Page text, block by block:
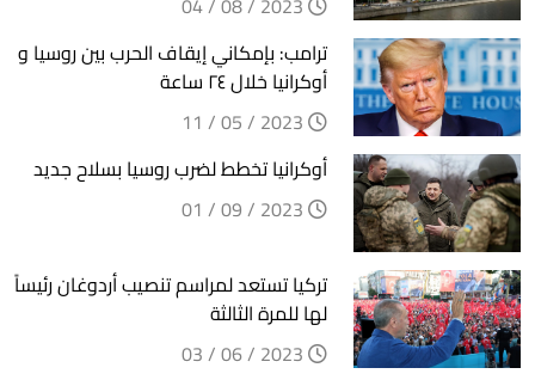
ترامب: بإمكاني إيقاف الحرب بين روسيا و
أوكرانيا خلال ٢٤ ساعة
أوكرانيا تخطط لضرب روسيا بسلاح جديد
تركيا تستعد لمراسم تنصيب أردوغان رئيساً
لها للمرة الثالثة